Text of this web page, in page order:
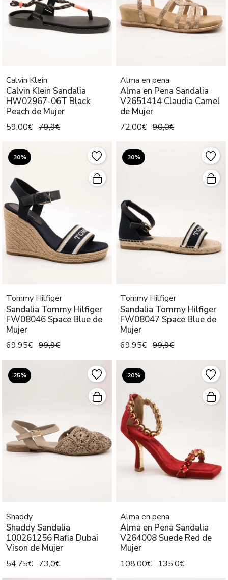
Calvin Klein
Calvin Klein Sandalia
HW02967-06T Black
Peach de Mujer
59,00€ 79,9€
Alma en pena
Alma en Pena Sandalia
V2651414 Claudia Camel
de Mujer
72,00€ 90,0€
30%
Tommy Hilfiger
Sandalia Tommy Hilfiger
FW08046 Space Blue de
Mujer
69,95€ 99,9€
30%
Tommy Hilfiger
Sandalia Tommy Hilfiger
FW08047 Space Blue de
Mujer
69,95€ 99,9€
25%
Shaddy
Shaddy Sandalia
100261256 Rafia Dubai
Vison de Mujer
54,75€ 73,0€
20%
Alma en pena
Alma en Pena Sandalia
V264008 Suede Red de
Mujer
108,00€ 135,0€